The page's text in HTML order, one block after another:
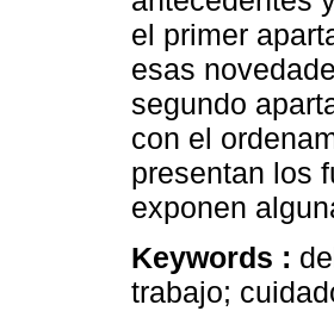
el primer
esas
segundo
con el
presentan los
exponen
Keywords :
trabajo;